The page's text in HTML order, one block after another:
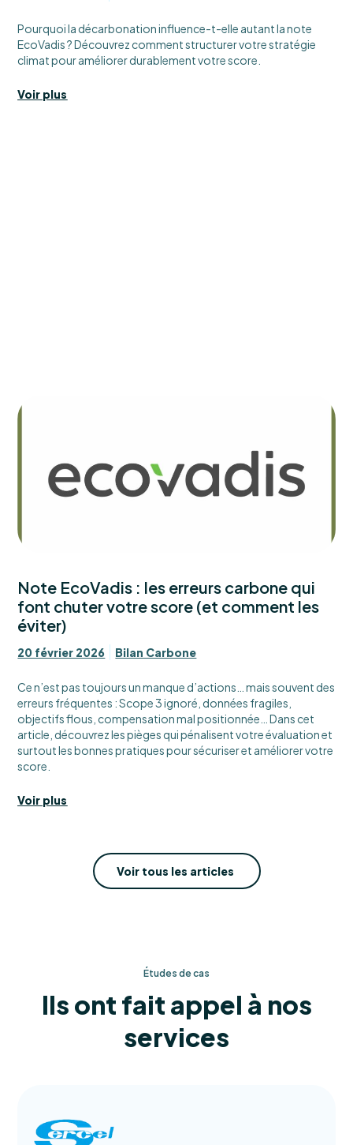
Pourquoi la décarbonation influence-t-elle autant la note
EcoVadis ? Découvrez comment structurer votre stratégie
climat pour améliorer durablement votre score.
Voir plus
Note EcoVadis : les erreurs carbone qui
font chuter votre score (et comment les
éviter)
20 février 2026 Bilan Carbone
Ce n’est pas toujours un manque d’actions… mais souvent des
erreurs fréquentes : Scope 3 ignoré, données fragiles,
objectifs flous, compensation mal positionnée… Dans cet
article, découvrez les pièges qui pénalisent votre évaluation et
surtout les bonnes pratiques pour sécuriser et améliorer votre
score.
Voir plus
Voir tous les articles
Études de cas
Ils ont fait appel à nos
services